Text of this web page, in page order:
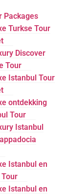
Packages
Turkse Tour
Discover
Tour
Istanbul Tour
ontdekking
Tour
Istanbul
Istanbul en
Tour
Istanbul en